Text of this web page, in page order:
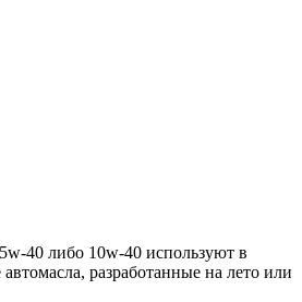
40 либо 10w-40 используют в
разработанные на лето или